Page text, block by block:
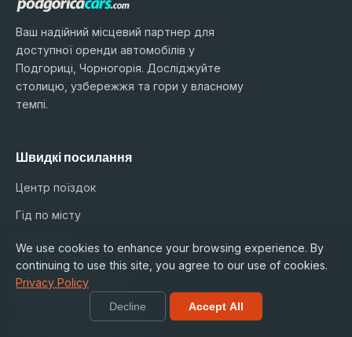
We use cookies to enhance your browsing experience. By
continuing to use this site, you agree to our use of cookies.
Privacy Policy
Decline Accept All
Ваш надійний місцевий партнер для
доступної оренди автомобілів у
Подгориці, Чорногорія. Досліджуйте
столицю, узбережжя та гори у власному
темпі.
Швидкі посилання
Центр поїздок
Гід по місту
Аеропорт
Автомобільний парк
Процес бронювання
Пам'ятник королю Ніколі